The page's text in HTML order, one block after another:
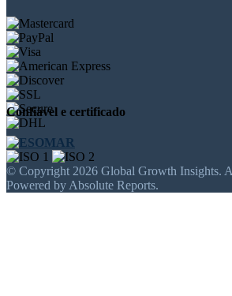
Confiável e certificado
© Copyright 2026 Global Growth Insights.
Powered by Absolute Reports.